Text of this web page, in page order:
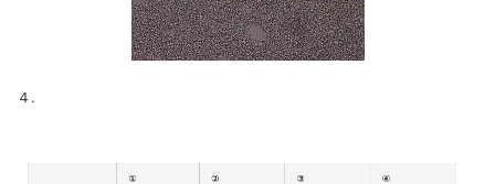
４.